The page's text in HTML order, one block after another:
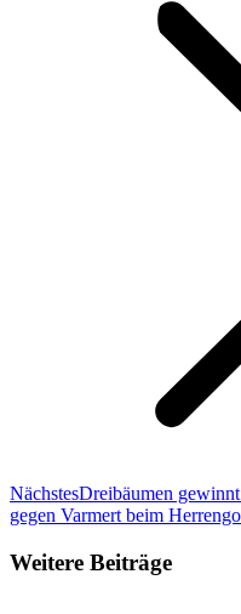
NächstesNächster
Beitrag:
Dreibäumen
gegen Varmert beim
Weitere Beiträge